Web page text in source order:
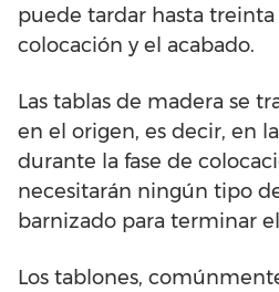
puede tardar hasta treinta
colocación y el acabado.
Las tablas de madera se
en el origen, es decir, en
durante la fase de
necesitarán ningún tipo
barnizado para terminar
Los tablones,